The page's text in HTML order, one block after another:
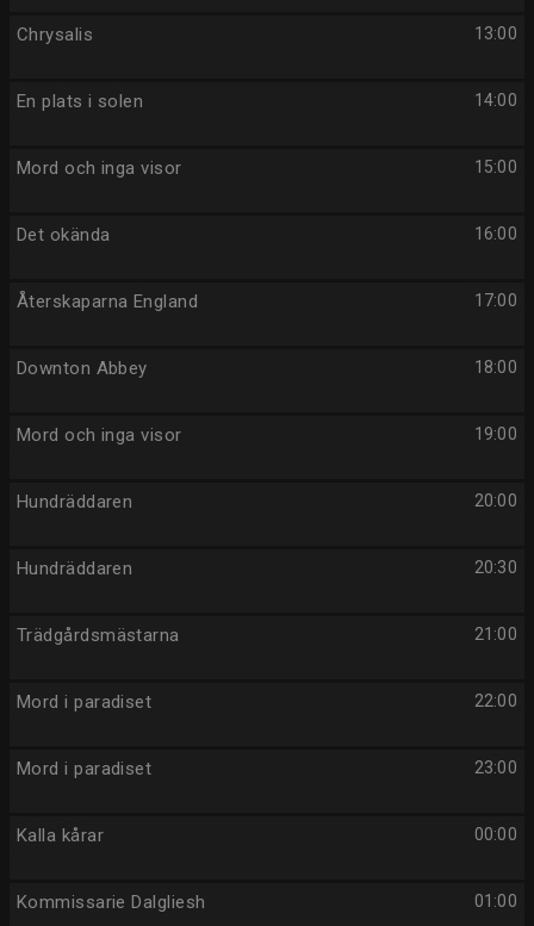
13:00
Chrysalis
14:00
En plats i solen
15:00
Mord och inga visor
16:00
Det okända
17:00
Återskaparna England
18:00
Downton Abbey
19:00
Mord och inga visor
20:00
Hundräddaren
20:30
Hundräddaren
21:00
Trädgårdsmästarna
22:00
Mord i paradiset
23:00
Mord i paradiset
00:00
Kalla kårar
01:00
Kommissarie Dalgliesh